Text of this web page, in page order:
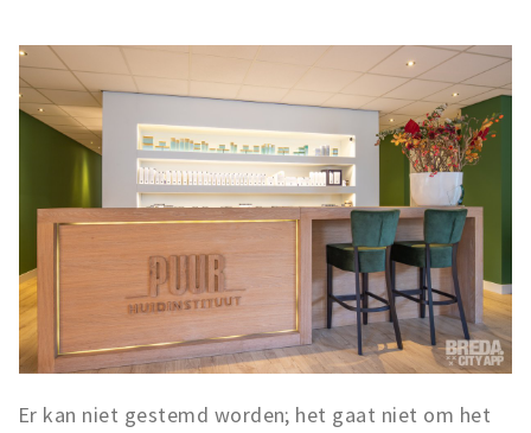
Sport
Nieuws
Agenda
Bezienswaardigheden
Musea, theaters & podia
Uitjes & activiteiten
Studentenroutes
Natuurgebieden
Party pics
Eten
Er kan niet gestemd worden; het gaat niet om het